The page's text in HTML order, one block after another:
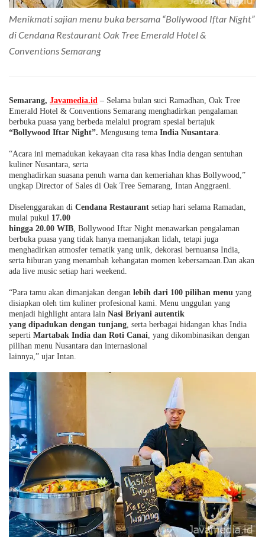
Menikmati sajian menu buka bersama “Bollywood Iftar Night”
di Cendana Restaurant Oak Tree Emerald Hotel &
Conventions Semarang
Semarang, Javamedia.id – Selama bulan suci Ramadhan, Oak Tree
Emerald Hotel & Conventions Semarang menghadirkan pengalaman
berbuka puasa yang berbeda melalui program spesial bertajuk
“Bollywood Iftar Night”. Mengusung tema India Nusantara
“Acara ini memadukan kekayaan cita rasa khas India dengan sentuhan
kuliner Nusantara, serta
menghadirkan suasana penuh warna dan kemeriahan khas Bollywood,”
ungkap Director of Sales di Oak Tree Semarang, Intan Anggraeni.
Diselenggarakan di Cendana Restaurant setiap hari selama Ramadan,
mulai pukul 17.00
hingga 20.00 WIB , Bollywood Iftar Night menawarkan pengalaman
berbuka puasa yang tidak hanya memanjakan lidah, tetapi juga
menghadirkan atmosfer tematik yang unik, dekorasi bernuansa India,
serta hiburan yang menambah kehangatan momen kebersamaan.Dan akan
ada live music setiap hari weekend.
“Para tamu akan dimanjakan dengan lebih dari 100 pilihan menu yang
disiapkan oleh tim kuliner profesional kami. Menu unggulan yang
menjadi highlight antara lain Nasi Briyani autentik
yang dipadukan dengan tunjang , serta berbagai hidangan khas India
seperti Martabak India dan Roti Canai , yang dikombinasikan dengan
pilihan menu Nusantara dan internasional
lainnya,” ujar Intan.